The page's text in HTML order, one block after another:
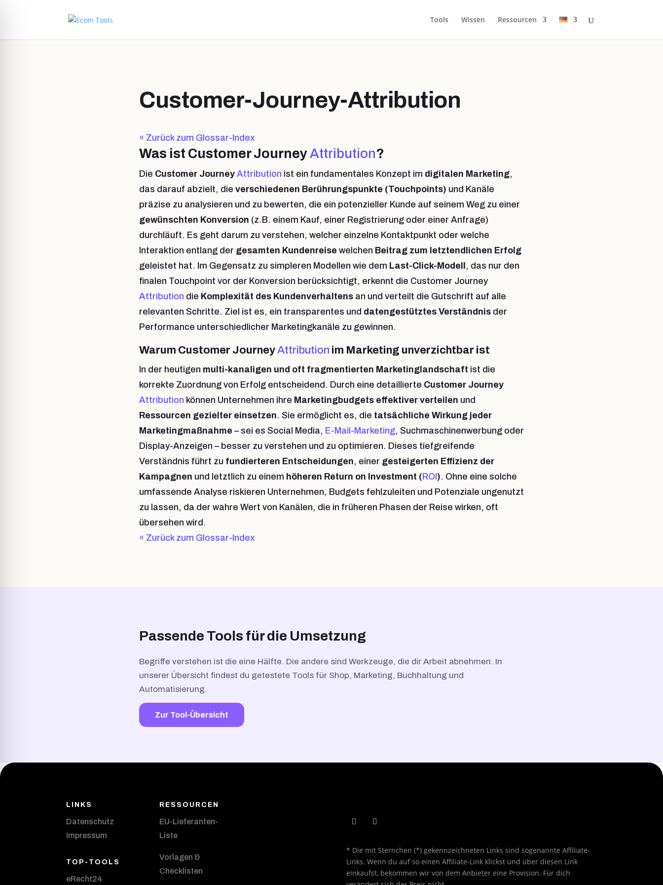
Tools Wissen Ressourcen
Customer-Journey-Attribution
« Zurück zum Glossar-Index
Was ist Customer JourneyAttribution?
Die Customer Journey Attribution ist ein fundamentales Konzept im digitalen Marketing,
das darauf abzielt, die verschiedenen Berührungspunkte (Touchpoints) und Kanäle
präzise zu analysieren und zu bewerten, die ein potenzieller Kunde auf seinem Weg zu einer
gewünschten Konversion (z.B. einem Kauf, einer Registrierung oder einer Anfrage)
durchläuft. Es geht darum zu verstehen, welcher einzelne Kontaktpunkt oder welche
Interaktion entlang der gesamten Kundenreise welchen Beitrag zum letztendlichen Erfolg
geleistet hat. Im Gegensatz zu simpleren Modellen wie dem Last-Click-Modell, das nur den
finalen Touchpoint vor der Konversion berücksichtigt, erkennt die Customer Journey
Attribution die Komplexität des Kundenverhaltens an und verteilt die Gutschrift auf alle
relevanten Schritte. Ziel ist es, ein transparentes und datengestütztes Verständnis der
Performance unterschiedlicher Marketingkanäle zu gewinnen.
Warum Customer JourneyAttribution im Marketing unverzichtbar ist
In der heutigen multi-kanaligen und oft fragmentierten Marketinglandschaft ist die
korrekte Zuordnung von Erfolg entscheidend. Durch eine detaillierte Customer Journey
Attribution können Unternehmen ihre Marketingbudgets effektiver verteilen und
Ressourcen gezielter einsetzen. Sie ermöglicht es, die tatsächliche Wirkung jeder
Marketingmaßnahme – sei es Social Media, E-Mail-Marketing, Suchmaschinenwerbung oder
Display-Anzeigen – besser zu verstehen und zu optimieren. Dieses tiefgreifende
Verständnis führt zu fundierteren Entscheidungen, einer gesteigerten Effizienz der
Kampagnen und letztlich zu einem höheren Return on Investment (ROI). Ohne eine solche
umfassende Analyse riskieren Unternehmen, Budgets fehlzuleiten und Potenziale ungenutzt
zu lassen, da der wahre Wert von Kanälen, die in früheren Phasen der Reise wirken, oft
übersehen wird.
« Zurück zum Glossar-Index
Passende Tools für die Umsetzung
Begriffe verstehen ist die eine Hälfte. Die andere sind Werkzeuge, die dir Arbeit abnehmen. In
unserer Übersicht findest du getestete Tools für Shop, Marketing, Buchhaltung und
Automatisierung.
Zur Tool-Übersicht
LINKS
Datenschutz
Impressum
TOP-TOOLS
eRecht24
RESSOURCEN
EU-Lieferanten-
Liste
Vorlagen &
Checklisten
* Die mit Sternchen (*) gekennzeichneten Links sind sogenannte Affiliate-
Links. Wenn du auf so einen Affiliate-Link klickst und über diesen Link
einkaufst, bekommen wir von dem Anbieter eine Provision. Für dich